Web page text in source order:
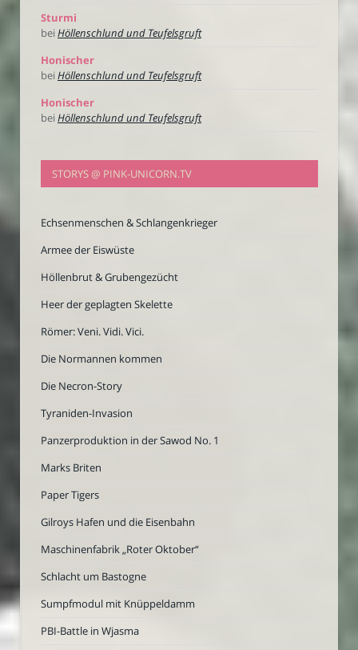
Sturmi
bei Höllenschlund und Teufelsgruft
Honischer
bei Höllenschlund und Teufelsgruft
Honischer
bei Höllenschlund und Teufelsgruft
STORYS @ PINK-UNICORN.TV
Echsenmenschen & Schlangenkrieger
Armee der Eiswüste
Höllenbrut & Grubengezücht
Heer der geplagten Skelette
Römer: Veni. Vidi. Vici.
Die Normannen kommen
Die Necron-Story
Tyraniden-Invasion
Panzerproduktion in der Sawod No. 1
Marks Briten
Paper Tigers
Gilroys Hafen und die Eisenbahn
Maschinenfabrik „Roter Oktober“
Schlacht um Bastogne
Sumpfmodul mit Knüppeldamm
PBI-Battle in Wjasma